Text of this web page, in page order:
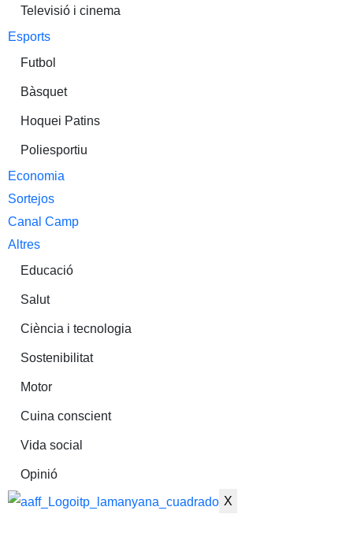
Televisió i cinema
Esports
Futbol
Bàsquet
Hoquei Patins
Poliesportiu
Economia
Sortejos
Canal Camp
Altres
Educació
Salut
Ciència i tecnologia
Sostenibilitat
Motor
Cuina conscient
Vida social
Opinió
X